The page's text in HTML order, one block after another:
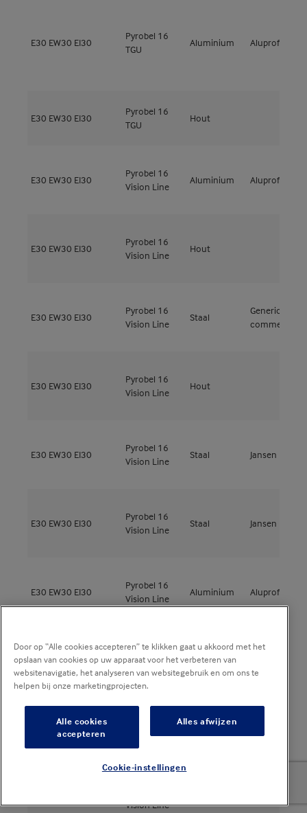
E30 EW30 EI30
Pyrobel 16
TGU
Aluminium Aluprof
E30 EW30 EI30
Pyrobel 16
TGU
Hout
E30 EW30 EI30
Pyrobel 16
Vision Line
Aluminium Aluprof
E30 EW30 EI30
Pyrobel 16
Vision Line
Hout
E30 EW30 EI30
Pyrobel 16
Vision Line
Staal
Generic-
commerce
E30 EW30 EI30
Pyrobel 16
Vision Line
Hout
E30 EW30 EI30
Pyrobel 16
Vision Line
Staal Jansen
E30 EW30 EI30
Pyrobel 16
Vision Line
Staal Jansen
E30 EW30 EI30
Pyrobel 16
Vision Line
Aluminium Aluprof
E30EW30EI30
Pyrobel 16
Vision Line
Aluminium
EI30
Vision Line
Aluminium
Vision Line
Door op “Alle cookies accepteren” te klikken gaat u akkoord met het
opslaan van cookies op uw apparaat voor het verbeteren van
websitenavigatie, het analyseren van websitegebruik en om ons te
helpen bij onze marketingprojecten.
Alle cookies
accepteren
Alles afwijzen
Cookie-instellingen